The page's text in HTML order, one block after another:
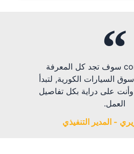
في الحريري.com سوف تجد كل المعرفة
السيارات الكورية, لتبدأ
على دراية بكل تفاصيل
العمل.
- المدير التنفيذي